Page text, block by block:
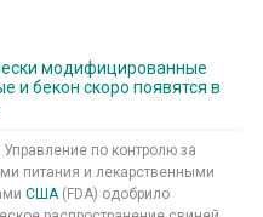
модифицированные
и бекон скоро появятся в
Управление по контролю за
питания и лекарственными
США(FDA) одобрило